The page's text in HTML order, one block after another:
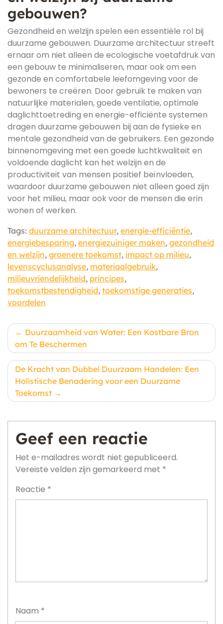
gebouwen?
Gezondheid en welzijn spelen een essentiële rol bij
duurzame gebouwen. Duurzame architectuur streeft
ernaar om niet alleen de ecologische voetafdruk van
een gebouw te minimaliseren, maar ook om een
gezonde en comfortabele leefomgeving voor de
bewoners te creëren. Door gebruik te maken van
natuurlijke materialen, goede ventilatie, optimale
daglichttoetreding en energie-efficiënte systemen
dragen duurzame gebouwen bij aan de fysieke en
mentale gezondheid van de gebruikers. Een gezonde
binnenomgeving met een goede luchtkwaliteit en
voldoende daglicht kan het welzijn en de
productiviteit van mensen positief beïnvloeden,
waardoor duurzame gebouwen niet alleen goed zijn
voor het milieu, maar ook voor de mensen die erin
wonen of werken.
Tags: duurzame architectuur, energie-efficiëntie,
energiebesparing, energiezuiniger maken, gezondheid
en welzijn, groenere toekomst, impact op milieu,
levenscyclusanalyse, materiaalgebruik,
milieuvriendelijkheid, principes,
toekomstbestendigheid, toekomstige generaties,
voordelen
Berichtnavigatie
Duurzaamheid van Water: Een Kostbare Bron
om Te Beschermen
De Kracht van Dubbel Duurzaam Handelen: Een
Holistische Benadering voor een Duurzame
Toekomst
Geef een reactie
Het e-mailadres wordt niet gepubliceerd.
Vereiste velden zijn gemarkeerd met *
Reactie *
Naam *